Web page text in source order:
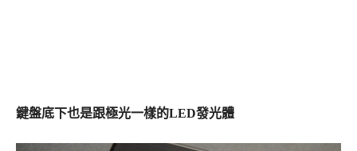
鍵盤底下也是跟極光一樣的LED發光體